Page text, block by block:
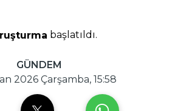
başlatıldı.
GÜNDEM
2026 Çarşamba, 15:58